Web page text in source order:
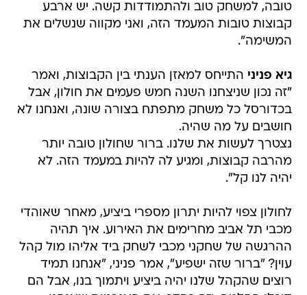
המשימה".
גיא פניניהתייחס למאזן הענתי בין הקבוצות, ואמר
בכדורסל כל משחק מתפתח בצורה שונה, ואנחנו לא
חושבים על מה שהיה.
נצטרך לעשות את שלנו. ברור שחולון טובה יותר
מהרבה קבוצות, ומגיע לה להיות במעמד הזה. לא
יהיה לנו קל".
לחולון צפוי להיות יתרון מספרי ביציע, מאחר שאוהדי
ההרגשה של שחקני מכבי לשחק ביד אליהו מול קהל
עוין? "ברור שזה ישפיע", אמר פניני, "אנחנו תמיד
רוצים שהקהל שלנו יהיה ביציע ויתמוך בנו, אבל הם
קיבלו החלטה, וזה בסדר. את האנרגיות שאנחנו
מקבלים מהם, ננסה לגייס בעצמנו".